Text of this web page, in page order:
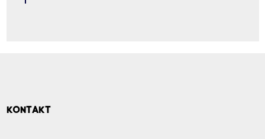
KONTAKT